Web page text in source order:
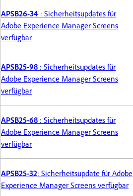
APSB26-34 : Sicherheitsupdates für
Adobe Experience Manager Screens
verfügbar
APSB25-98 : Sicherheitsupdates für
Adobe Experience Manager Screens
verfügbar
APSB25-68 : Sicherheitsupdates für
Adobe Experience Manager Screens
verfügbar
APSB25-32: Sicherheitsupdate für Adobe
Experience Manager Screens verfügbar